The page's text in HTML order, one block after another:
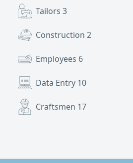
Tailors 3
Construction 2
Employees 6
Data Entry 10
Craftsmen 17